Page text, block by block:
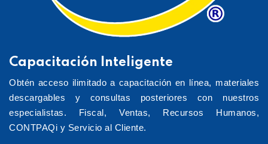
Capacitación Inteligente
Obtén acceso ilimitado a capacitación en línea, materiales
descargables y consultas posteriores con nuestros
especialistas. Fiscal, Ventas, Recursos Humanos,
CONTPAQi y Servicio al Cliente.